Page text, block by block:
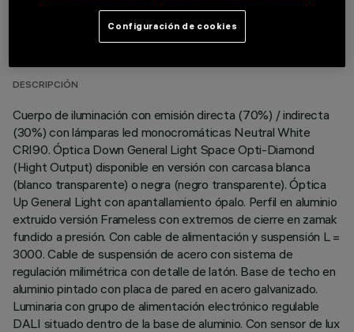
DATOS TÉCNICOS
ÚLTIMA ACTUALIZACIÓN: 06/08/2026
DESCRIPCIÓN
Cuerpo de iluminación con emisión directa (70%) / indirecta
(30%) con lámparas led monocromáticas Neutral White
CRI90. Óptica Down General Light Space Opti-Diamond
(Hight Output) disponible en versión con carcasa blanca
(blanco transparente) o negra (negro transparente). Óptica
Up General Light con apantallamiento ópalo. Perfil en aluminio
extruido versión Frameless con extremos de cierre en zamak
fundido a presión. Con cable de alimentación y suspensión L =
3000. Cable de suspensión de acero con sistema de
regulación milimétrica con detalle de latón. Base de techo en
aluminio pintado con placa de pared en acero galvanizado.
Luminaria con grupo de alimentación electrónico regulable
DALI situado dentro de la base de aluminio. Con sensor de lux
Configuración de cookies